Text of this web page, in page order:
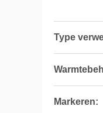
Type
Markeren: